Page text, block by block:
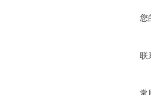
您
联